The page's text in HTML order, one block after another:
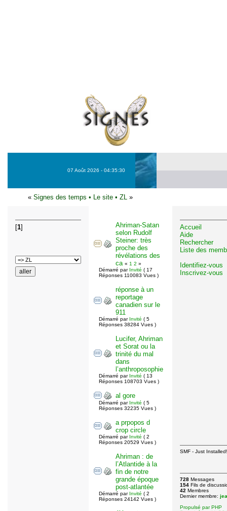
07 Août 2026 - 04:35:30
« Signes des temps • Le site • ZL »
[1]
Ahriman-Satan
selon Rudolf
Steiner: très
proche des
révélations des
ca « 1 2 »
Démarré par Invité ( 17
Réponses 110083 Vues )
réponse à un
reportage
canadien sur le
911
Démarré par Invité ( 5
Réponses 38284 Vues )
Lucifer, Ahriman
et Sorat ou la
trinité du mal
dans
l’anthroposophie
Démarré par Invité ( 13
Réponses 108703 Vues )
al gore
Démarré par Invité ( 5
Réponses 32235 Vues )
a prpopos d
crop circle
Démarré par Invité ( 2
Réponses 20529 Vues )
Ahriman : de
l’Atlantide à la
fin de notre
grande époque
post-atlantée
Démarré par Invité ( 2
Réponses 24142 Vues )
Accueil
Aide
Rechercher
Liste des
Identifiez-vous
Inscrivez-vous
SMF - Just Installed!
728 Messages
154 Fils de
42 Membres
Dernier membre:
Propulsé par PHP